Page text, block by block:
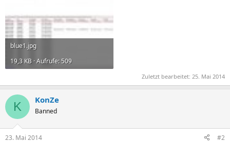
blue1.jpg
19,3 KB · Aufrufe: 509
Zuletzt bearbeitet: 25. Mai 2014
K KonZe
Banned
23. Mai 2014 #2